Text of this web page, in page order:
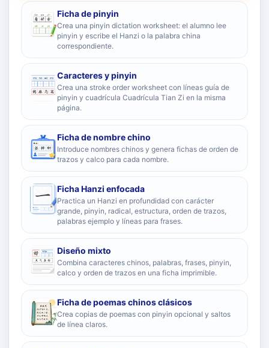
Ficha de pinyin
Crea una pinyin dictation worksheet: el alumno lee
pinyin y escribe el Hanzi o la palabra china
correspondiente.
Caracteres y pinyin
Crea una stroke order worksheet con líneas guía de
pinyin y cuadrícula Cuadrícula Tian Zi en la misma
página.
Ficha de nombre chino
Introduce nombres chinos y genera fichas de orden de
trazos y calco para cada nombre.
Ficha Hanzi enfocada
Practica un Hanzi en profundidad con carácter
grande, pinyin, radical, estructura, orden de trazos,
palabras ejemplo y líneas para frases.
Diseño mixto
Combina caracteres chinos, palabras, frases, pinyin,
calco y orden de trazos en una ficha imprimible.
Ficha de poemas chinos clásicos
Crea copias de poemas con pinyin opcional y saltos
de línea claros.